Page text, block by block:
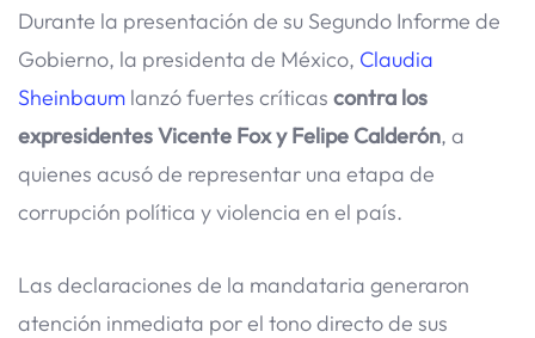
Durante la presentación de su Segundo Informe de
Gobierno, la presidenta de México, Claudia
Sheinbaum lanzó fuertes críticas contra los
expresidentes Vicente Fox y Felipe Calderón, a
quienes acusó de representar una etapa de
corrupción política y violencia en el país.
Las declaraciones de la mandataria generaron
atención inmediata por el tono directo de sus